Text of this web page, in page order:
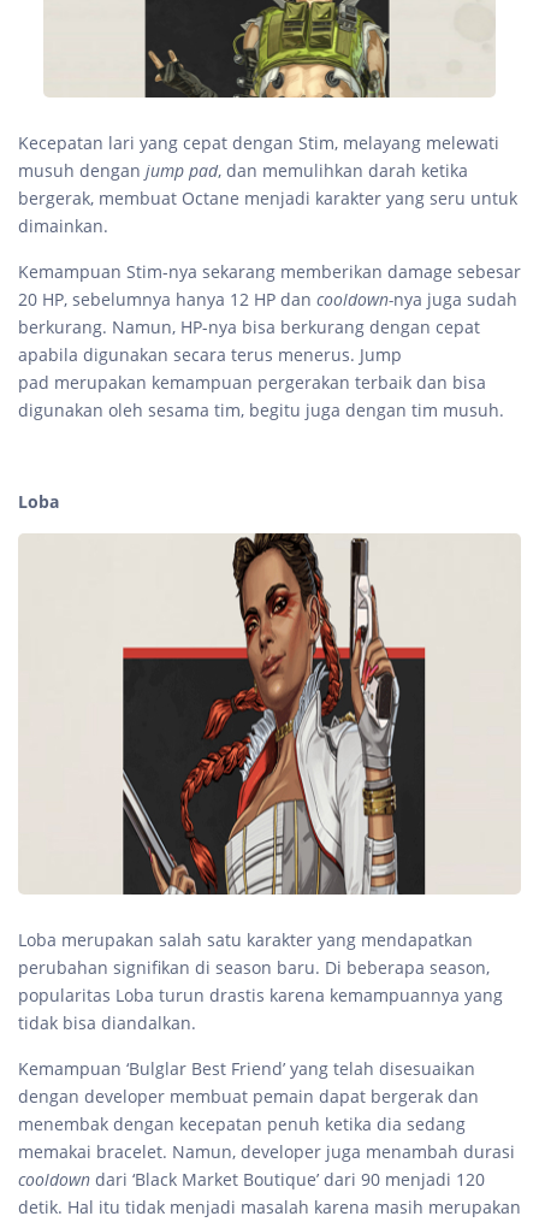
Kecepatan lari yang cepat dengan Stim, melayang melewati
musuh dengan jump pad, dan memulihkan darah ketika
bergerak, membuat Octane menjadi karakter yang seru untuk
dimainkan.
Kemampuan Stim-nya sekarang memberikan damage sebesar
20 HP, sebelumnya hanya 12 HP dan cooldown-nya juga sudah
berkurang. Namun, HP-nya bisa berkurang dengan cepat
apabila digunakan secara terus menerus. Jump
pad merupakan kemampuan pergerakan terbaik dan bisa
digunakan oleh sesama tim, begitu juga dengan tim musuh.
Loba
Loba merupakan salah satu karakter yang mendapatkan
perubahan signifikan di season baru. Di beberapa season,
popularitas Loba turun drastis karena kemampuannya yang
tidak bisa diandalkan.
Kemampuan ‘Bulglar Best Friend’ yang telah disesuaikan
dengan developer membuat pemain dapat bergerak dan
menembak dengan kecepatan penuh ketika dia sedang
memakai bracelet. Namun, developer juga menambah durasi
cooldown dari ‘Black Market Boutique’ dari 90 menjadi 120
detik. Hal itu tidak menjadi masalah karena masih merupakan